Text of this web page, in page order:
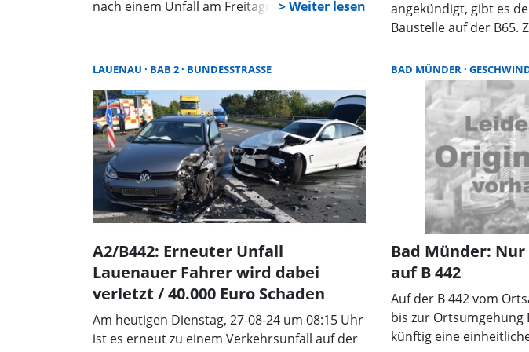
nach einem Unfall am Freitagnachmittag,
Unfälle gegeben.
angekündigt, gibt es
Baustelle auf der B65.
vermutlich ab Mitte
Fahnbahnverengung
wir bereits für den
Baustart verzögert
wird vermutlich erst
starten.
LAUENAU BAB 2 BUNDESSTRASSE
A2/B442: Erneuter Unfall
Lauenauer Fahrer wird dabei
verletzt / 40.000 Euro Schaden
Am heutigen Dienstag, 27-08-24 um 08:15 Uhr
ist es erneut zu einem Verkehrsunfall auf der
BAD MÜNDER
Bad Münder: Nur
auf B 442
Auf der B 442 vom
bis zur Ortsumgehung
künftig eine